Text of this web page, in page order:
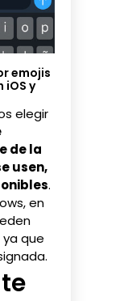
emojis
y
elegir
de la
usen,
.
en
que